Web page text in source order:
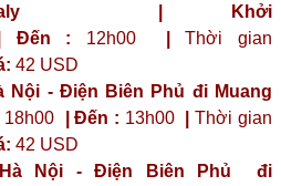
| Khởi
: 12h00|Thời gian
42 USD
Nội - Điện Biên Phủ đi Muang
18h00| Đến : 13h00|Thời gian
42 USD
Nội - Điện Biên Phủ đi